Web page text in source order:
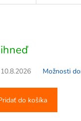
10.8.2026 Možnosti
do košíka